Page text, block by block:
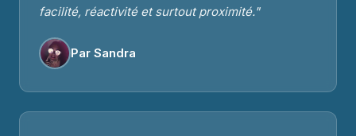
facilité, réactivité et surtout proximité."
Par Sandra